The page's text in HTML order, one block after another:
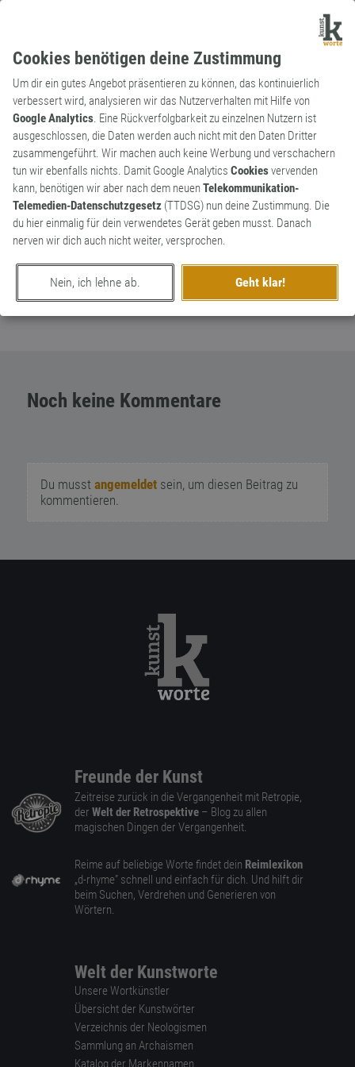
Cookies benötigen deine Zustimmung
Um dir ein gutes Angebot präsentieren zu können, das kontinuierlich
verbessert wird, analysieren wir das Nutzerverhalten mit Hilfe von
Google Analytics. Eine Rückverfolgbarkeit zu einzelnen Nutzern ist
ausgeschlossen, die Daten werden auch nicht mit den Daten Dritter
zusammengeführt. Wir machen auch keine Werbung und verschachern
tun wir ebenfalls nichts. Damit Google Analytics Cookiesvervenden
kann, benötigen wir aber nach dem neuenTelekommunikation-
Telemedien-Datenschutzgesetz (TTDSG) nun deine Zustimmung. Die
du hier einmalig für dein verwendetes Gerät geben musst. Danach
nerven wir dich auch nicht weiter, versprochen.
Nein, ich lehne ab. Geht klar!
Kunstwort
Adjektiv
massiv-aggresiv
Das deutlich offensivere Gegenstück zu
passiv-aggresiv
0
erschaffen von Grandissimo
am 4. Dezember 2025
Noch keine Kommentare
Du musst angemeldetsein, um diesen Beitrag zu
kommentieren.
Freunde der Kunst
Zeitreise zurück in die Vergangenheit mit Retropie,
der Welt der Retrospektive – Blog zu allen
magischen Dingen der Vergangenheit.
Reime auf beliebige Worte findet dein Reimlexikon
„d-rhyme” schnell und einfach für dich. Und hilft dir
beim Suchen, Verdrehen und Generieren von
Wörtern.
Welt der Kunstworte
Unsere Wortkünstler
Übersicht der Kunstwörter
Verzeichnis der Neologismen
Sammlung an Archaismen
Katalog der Markennamen